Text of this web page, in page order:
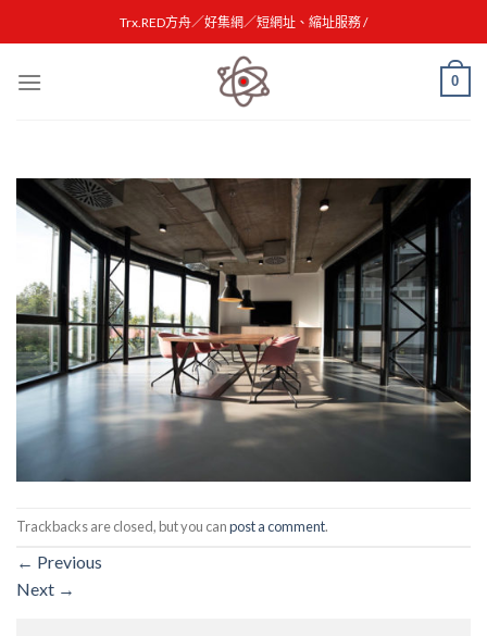
to
Trx.RED方舟／好集網／短網址、縮址服務 /
0
Trackbacks are closed, but you canpost a comment.
← Previous
Next →